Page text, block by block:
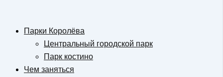
Парки Королёва
Центральный городской парк
Парк костино
Чем заняться